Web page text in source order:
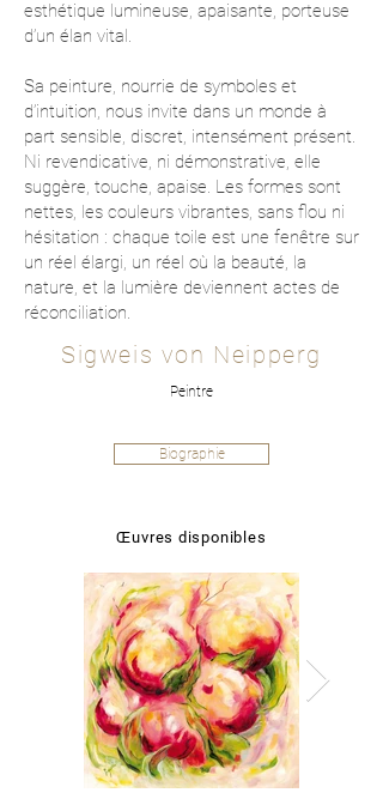
esthétique lumineuse, apaisante, porteuse
d’un élan vital.
Sa peinture, nourrie de symboles et
d’intuition, nous invite dans un monde à
part sensible, discret, intensément présent.
Ni revendicative, ni démonstrative, elle
suggère, touche, apaise. Les formes sont
nettes, les couleurs vibrantes, sans flou ni
hésitation : chaque toile est une fenêtre sur
un réel élargi, un réel où la beauté, la
nature, et la lumière deviennent actes de
réconciliation.
Sigweis von Neipperg
Peintre
Biographie
Œuvres disponibles